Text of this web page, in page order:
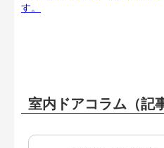
す。
室内ドアコラム（記